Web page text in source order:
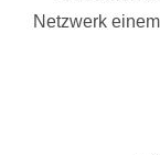
Netzwerk